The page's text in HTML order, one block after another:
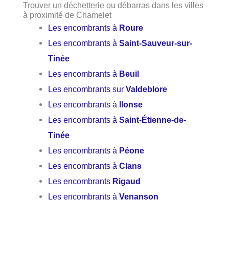
Trouver un déchetterie ou débarras dans les villes
à proximité de Chamelet
Les encombrants à Roure
Les encombrants àSaint-Sauveur-sur-
Tinée
Les encombrants à Beuil
Les encombrants surValdeblore
Les encombrants à Ilonse
Les encombrants àSaint-Étienne-de-
Tinée
Les encombrants à Péone
Les encombrants àClans
Les encombrants Rigaud
Les encombrants àVenanson